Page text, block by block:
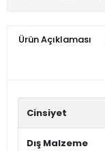
Ürün Açıklaması
Cinsiyet
Dış Malzeme